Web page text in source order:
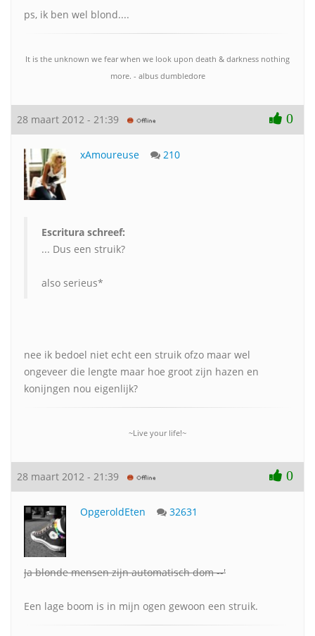
ps, ik ben wel blond....
It is the unknown we fear when we look upon death & darkness nothing
more. - albus dumbledore
28 maart 2012 - 21:39 0
xAmoureuse 210
Escritura schreef:
... Dus een struik?
also serieus*
nee ik bedoel niet echt een struik ofzo maar wel
ongeveer die lengte maar hoe groot zijn hazen en
konijngen nou eigenlijk?
~Live your life!~
28 maart 2012 - 21:39 0
OpgeroldEten 32631
Ja blonde mensen zijn automatisch dom --'
Een lage boom is in mijn ogen gewoon een struik.